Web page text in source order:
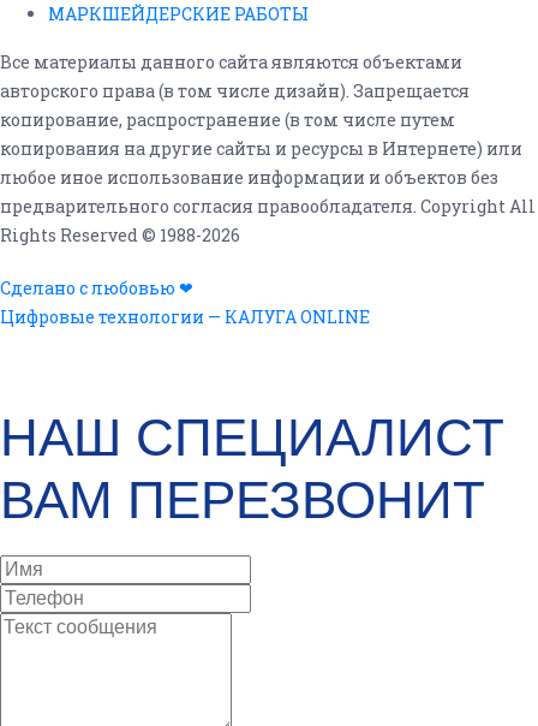
МАРКШЕЙДЕРСКИЕ РАБОТЫ
Все материалы данного сайта являются объектами
авторского права (в том числе дизайн). Запрещается
копирование, распространение (в том числе путем
копирования на другие сайты и ресурсы в Интернете) или
любое иное использование информации и объектов без
предварительного согласия правообладателя. Copyright All
Rights Reserved © 1988-2026
Сделано с любовью ❤
Цифровые технологии — КАЛУГА ONLINE
НАШ СПЕЦИАЛИСТ
ВАМ ПЕРЕЗВОНИТ